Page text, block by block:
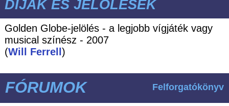
DÍJAK ÉS JELÖLÉSEK
Golden Globe-jelölés - a legjobb vígjáték vagy
musical színész - 2007
(Will Ferrell )
FÓRUMOK Felforgatókönyv